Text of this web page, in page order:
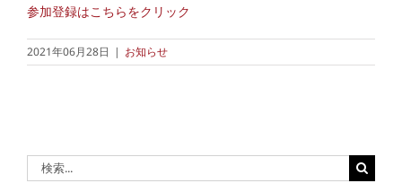
参加登録はこちらをクリック
2021年06月28日 | お知らせ
索